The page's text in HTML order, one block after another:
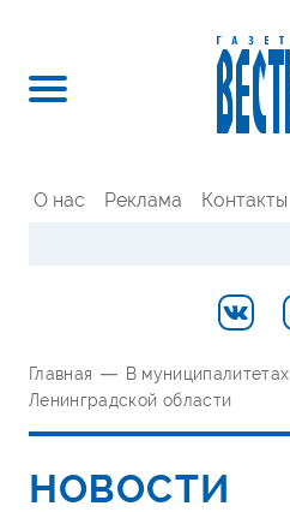
О нас Реклама Контакты
Главная — В муниципалитетах
Ленинградской области
НОВОСТИ